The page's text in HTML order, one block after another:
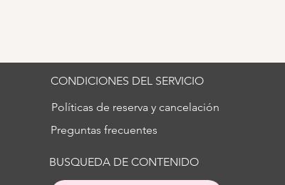
CONDICIONES DEL SERVICIO
Políticas de reserva y cancelación
Preguntas frecuentes
BUSQUEDA DE CONTENIDO